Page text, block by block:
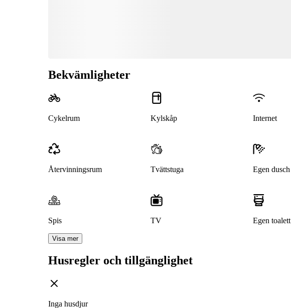
Bekvämligheter
Cykelrum Kylskåp Internet
Återvinningsrum Tvättstuga Egen dusch
Spis TV Egen toalett
Visa mer
Husregler och tillgänglighet
Inga husdjur